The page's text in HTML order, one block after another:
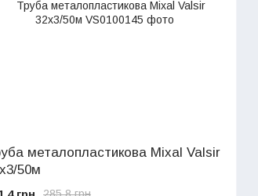
металопластикова Mixal Valsir
50м